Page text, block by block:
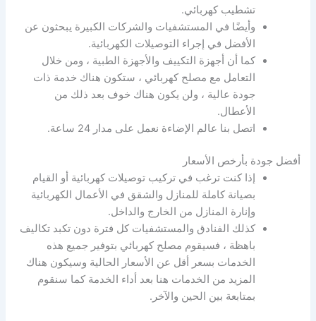
تشطيب كهربائي.
وأيضًا في المستشفيات والشركات الكبيرة يبحثون عن
الأفضل في إجراء التوصيلات الكهربائية.
كما أن أجهزة التكييف والأجهزة الطبية ، ومن خلال
التعامل مع مصلح كهربائي ، ستكون هناك خدمة ذات
جودة عالية ، ولن يكون هناك خوف بعد ذلك من
الأعطال.
اتصل بنا عالم الإضاءة نعمل على مدار 24 ساعة.
أفضل جودة بأرخص الأسعار
إذا كنت ترغب في تركيب توصيلات كهربائية أو القيام
بصيانة كاملة للمنازل والشقق في الأعمال الكهربائية
وإنارة المنازل من الخارج والداخل.
كذلك الفنادق والمستشفيات كل فترة دون تكبد تكاليف
باهظة ، فسيقوم مصلح كهربائي بتوفير جميع هذه
الخدمات بسعر أقل عن الأسعار الحالية وسيكون هناك
المزيد من الخدمات هنا بعد أداء الخدمة كما سنقوم
بمتابعة بين الحين والآخر.